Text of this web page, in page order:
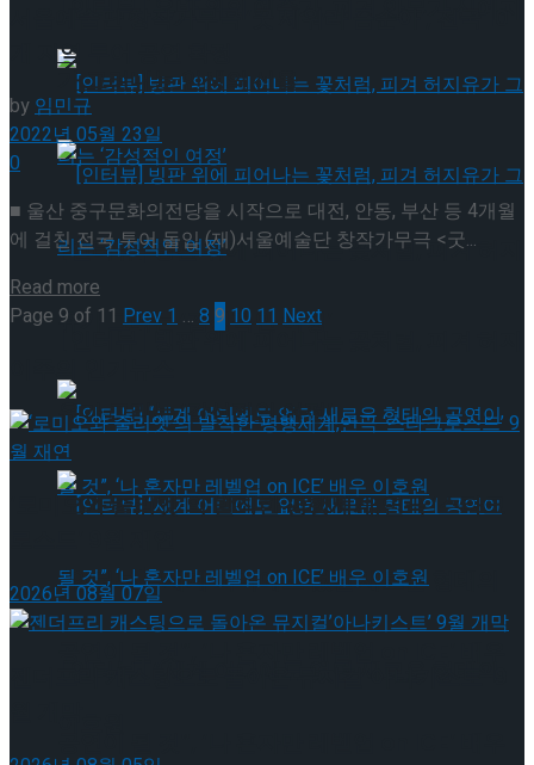
[인터뷰] 빙판 위에 피어나는 꽃처럼, 피겨 허지
유가 그리는 ‘감성적인 여정’
[인터뷰] “세계 어디에도 없던 새로운 형태의
가 그려내는 인생의 선율
[인터뷰] 빙판 위에 피어나는 꽃처럼, 피겨 허지
유가 그리는 ‘감성적인 여정’
개 지역 투어 공연 확정
by임민규
2022년 05월 23일
0
■ 울산 중구문화의전당을 시작으로 대전, 안동, 부산 등 4개월
에 걸친 전국 투어 돌입 (재)서울예술단 창작가무극 <굿...
Read more
Page 9 of 11 Prev1 … 89 1011Next
‘로미오와 줄리엣’의 발칙한 평행세계,연극 ‘스타크
2026년 08월 07일